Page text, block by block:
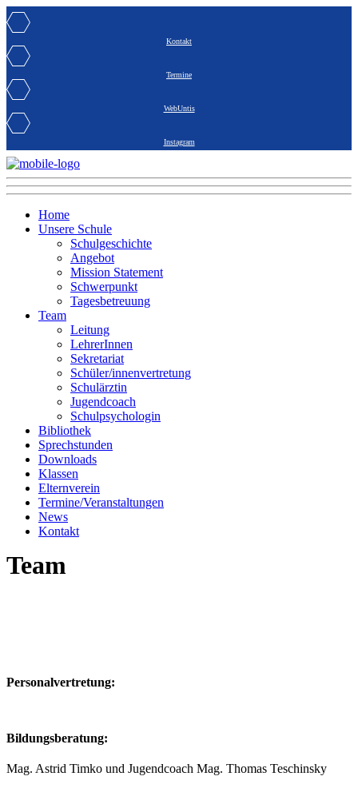
Kontakt
Termine
WebUntis
Instagram
Home
Unsere Schule
Schulgeschichte
Angebot
Mission Statement
Schwerpunkt
Tagesbetreuung
Team
Leitung
LehrerInnen
Sekretariat
Schüler/innenvertretung
Schulärztin
Jugendcoach
Schulpsychologin
Bibliothek
Sprechstunden
Downloads
Klassen
Elternverein
Termine/Veranstaltungen
News
Kontakt
Team
Personalvertretung:
Bildungsberatung:
Mag. Astrid Timko und Jugendcoach Mag. Thomas Teschinsky